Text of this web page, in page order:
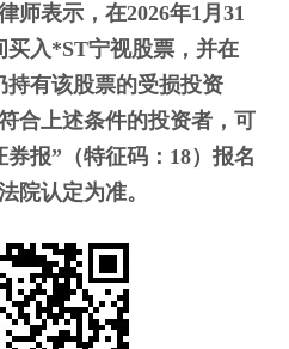
师表示，在2026年1月31
买入*ST宁视股票，并在
持有该股票的受损投资
合上述条件的投资者，可
报”（特征码：18）报名
院认定为准。